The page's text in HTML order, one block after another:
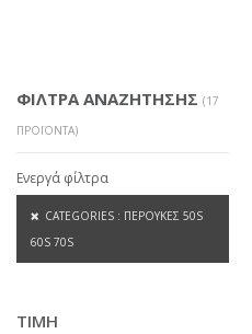
ΦΙΛΤΡΑ ΑΝΑΖΗΤΗΣΗΣ (17
ΠΡΟΪΌΝΤΑ)
Ενεργά φίλτρα
CATEGORIES : ΠΕΡΟΎΚΕΣ 50S
60S 70S
ΤΙΜΉ